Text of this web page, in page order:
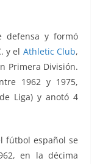
defensa y formó
y el Athletic Club,
Primera División.
1962 y 1975,
Liga) y anotó 4
fútbol español se
en la décima